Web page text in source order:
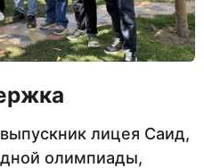
лицея Саид,
олимпиады,